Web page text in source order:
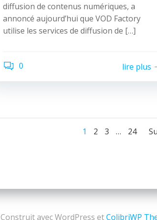
diffusion de contenus numériques, a
annoncé aujourd’hui que VOD Factory
utilise les services de diffusion de […]
0 lire plus
articles
articles
Page
1 Page
2 Page
3 … Page
24
avec WordPress etColibriWP